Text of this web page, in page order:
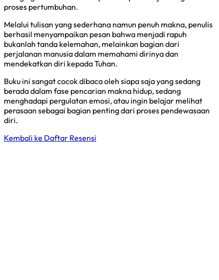
proses pertumbuhan.
Melalui tulisan yang sederhana namun penuh makna, penulis
berhasil menyampaikan pesan bahwa menjadi rapuh
bukanlah tanda kelemahan, melainkan bagian dari
perjalanan manusia dalam memahami dirinya dan
mendekatkan diri kepada Tuhan.
Buku ini sangat cocok dibaca oleh siapa saja yang sedang
berada dalam fase pencarian makna hidup, sedang
menghadapi pergulatan emosi, atau ingin belajar melihat
perasaan sebagai bagian penting dari proses pendewasaan
diri.
Kembali ke Daftar Resensi